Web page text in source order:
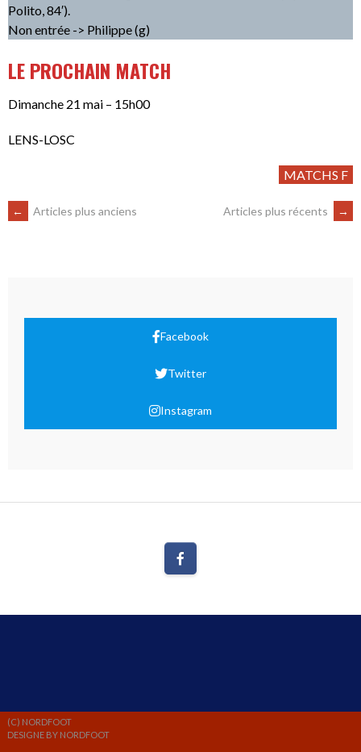
Polito, 84′).
Non entrée -> Philippe (g)
LE PROCHAIN MATCH
Dimanche 21 mai – 15h00
LENS-LOSC
MATCHS F
← Articles plus anciens Articles plus récents →
Facebook
Twitter
Instagram
(C) NORDFOOT
DESIGNE BY NORDFOOT